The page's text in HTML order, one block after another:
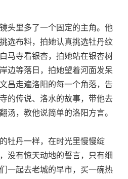
里多了一个固定的主角。他
选布料，拍她认真挑选牡丹纹
马寺看银杏，拍她站在银杏树
边等落日，拍她望着河面发呆
昌走遍洛阳的每一个角落，告
的传说、洛水的故事，带他去
汤，教他说简单的洛阳方言。
丹一样，在时光里慢慢绽
没有惊天动地的誓言，只有细
一起去老城的早市，买一碗热